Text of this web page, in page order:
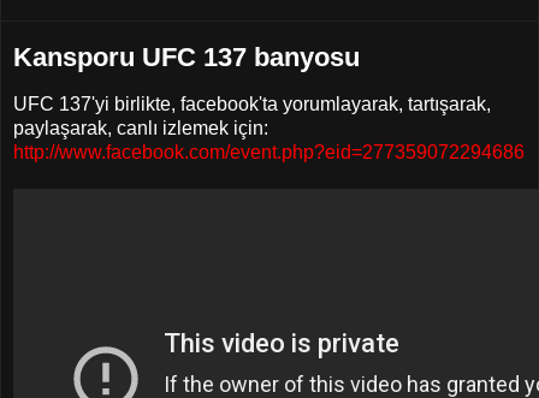
Kansporu UFC 137 banyosu
UFC 137'yi birlikte, facebook'ta yorumlayarak, tartışarak,
paylaşarak, canlı izlemek için:
http://www.facebook.com/event.php?eid=277359072294686